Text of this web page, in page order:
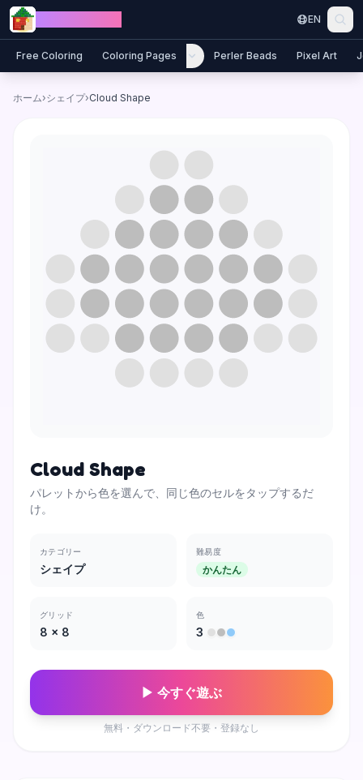
Skip to content
EN
Free Coloring Coloring Pages Perler Beads Pixel Art
ホーム›シェイプ›Cloud Shape
Cloud Shape
パレットから色を選んで、同じ色のセルをタップするだ
け。
カテゴリー
シェイプ
難易度
かんたん
グリッド
8 × 8
色
3
▶ 今すぐ遊ぶ
無料・ダウンロード不要・登録なし